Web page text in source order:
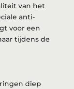
van het
anti-
voor een
tijdens de
diep